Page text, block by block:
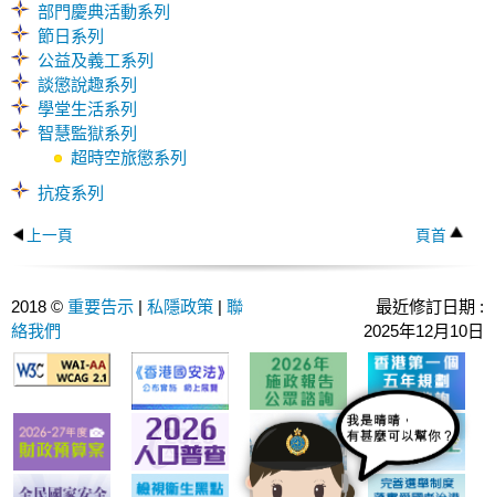
部門慶典活動系列
節日系列
公益及義工系列
談懲說趣系列
學堂生活系列
智慧監獄系列
超時空旅懲系列
抗疫系列
上一頁 頁首
2018 © 重要告示 | 私隱政策 | 聯
絡我們
最近修訂日期 :
2025年12月10日